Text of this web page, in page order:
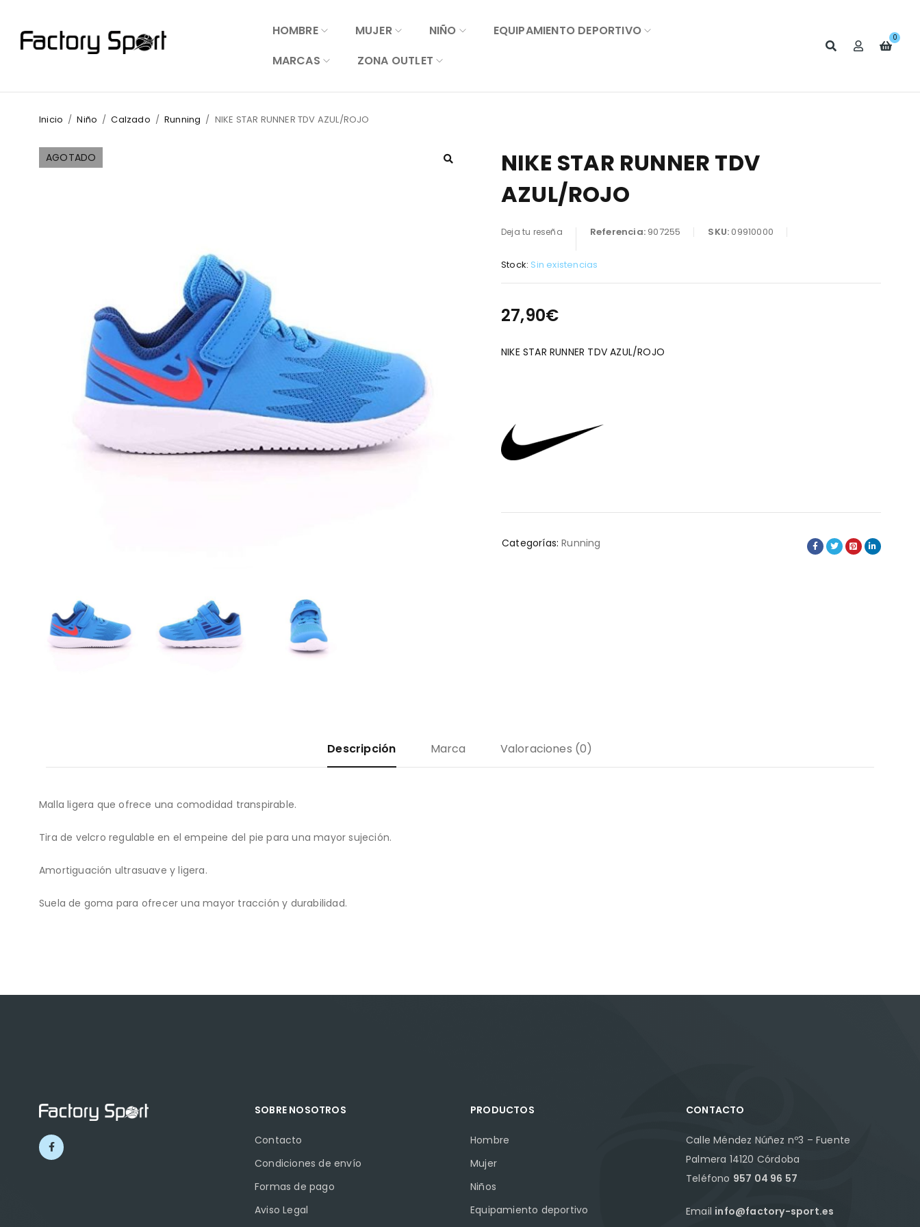
HOMBRE MUJER NIÑO
EQUIPAMIENTO DEPORTIVO
MARCAS
ZONA OUTLET
0
Inicio / Niño / Calzado / Running / NIKE STAR RUNNER TDV AZUL/ROJO
AGOTADO
NIKE STAR RUNNER TDV
AZUL/ROJO
Deja tu reseña Referencia: 907255 SKU:09910000
Stock: Sin existencias
27,90€
NIKE STAR RUNNER TDV AZUL/ROJO
Categorías: Running
Descripción Marca Valoraciones (0)
Malla ligera que ofrece una comodidad transpirable.
Tira de velcro regulable en el empeine del pie para una mayor sujeción.
Amortiguación ultrasuave y ligera.
Suela de goma para ofrecer una mayor tracción y durabilidad.
SOBRE NOSOTROS
Contacto
Condiciones de envío
Formas de pago
Aviso Legal
PRODUCTOS
Hombre
Mujer
Niños
Equipamiento deportivo
CONTACTO
Calle Méndez Núñez nº3 – Fuente
Palmera 14120 Córdoba
Teléfono 957 04 96 57
Email info@factory-sport.es